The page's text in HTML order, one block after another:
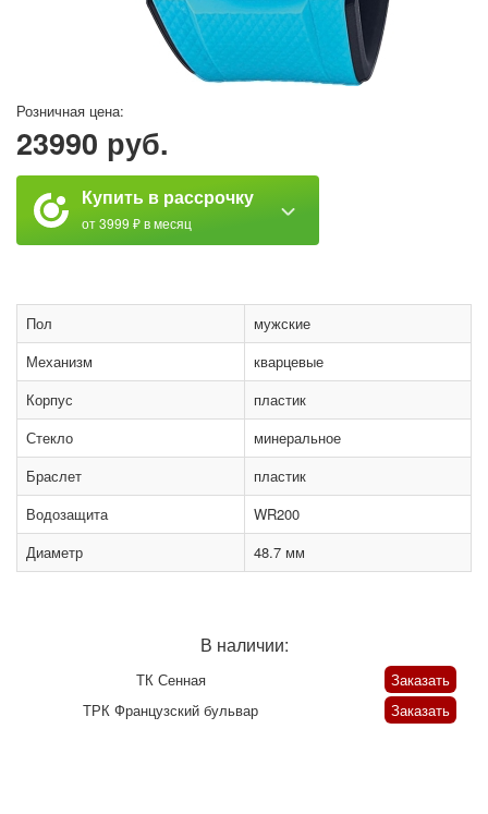
Розничная цена:
23990 руб.
Купить в рассрочку
от 3999 ₽ в месяц
Пол
мужские
Механизм
кварцевые
Корпус
пластик
Стекло
минеральное
Браслет
пластик
Водозащита
WR200
Диаметр
48.7 мм
В наличии:
ТК Сенная
Заказать
ТРК Французский бульвар
Заказать